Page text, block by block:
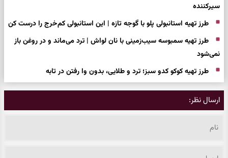
سیرکننده
طرز تهیه استانبولی پلو با گوجه تازه | این استانبولی کم‌خرج را درست کن
طرز تهیه سمبوسه سیب‌زمینی با نان لواش | ترد می‌ماند و در روغن باز
نمی‌شود
طرز تهیه کوکو کدو سبز؛ ترد و طلایی، بدون وا رفتن در تابه
ارسال نظر: